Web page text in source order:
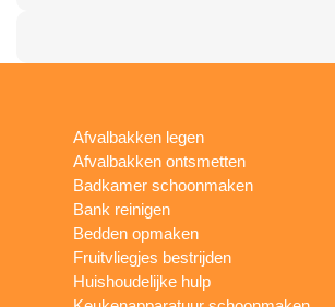
Afvalbakken legen
Afvalbakken ontsmetten
Badkamer schoonmaken
Bank reinigen
Bedden opmaken
Fruitvliegjes bestrijden
Huishoudelijke hulp